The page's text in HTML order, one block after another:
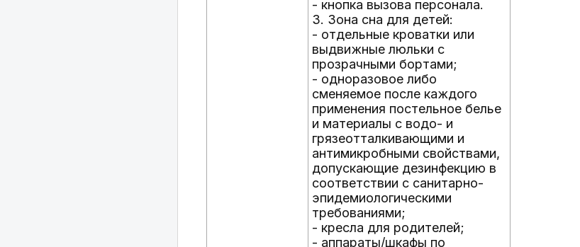
- кнопка вызова персонала.
3. Зона сна для детей:
- отдельные кроватки или
выдвижные люльки с
прозрачными бортами;
- одноразовое либо
сменяемое после каждого
применения постельное белье
и материалы с водо- и
грязеотталкивающими и
антимикробными свойствами,
допускающие дезинфекцию в
соответствии с санитарно-
эпидемиологическими
требованиями;
- кресла для родителей;
- аппараты/шкафы по